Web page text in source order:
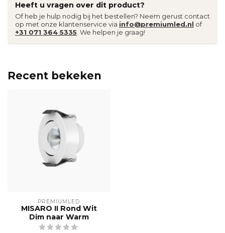
Heeft u vragen over dit product?
Of heb je hulp nodig bij het bestellen? Neem gerust contact
op met onze klantenservice via info@premiumled.nl of
+31 071 364 5335 . We helpen je graag!
Recent bekeken
PREMIUMLED
MISARO II Rond Wit
Dim naar Warm